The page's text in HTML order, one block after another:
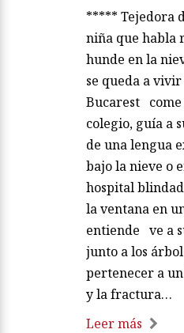
***** Tejedora
niña que habla
hunde en la
se queda a
Bucarest
colegio, guía a
de una lengua
bajo la nieve o
hospital
la ventana en
entiende ve a
junto a los
pertenecer a
y la fractura…
Leer más